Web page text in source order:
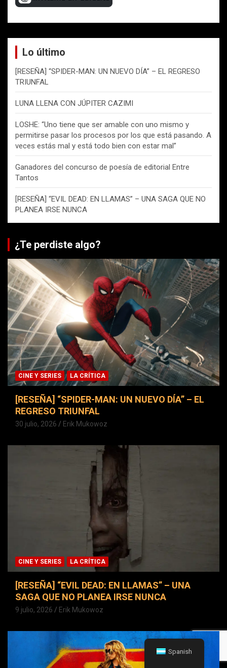
Lo último
[RESEÑA] “SPIDER-MAN: UN NUEVO DÍA” – EL REGRESO
TRIUNFAL
LUNA LLENA CON JÚPITER CAZIMI
LOSHE: “Uno tiene que ser amable con uno mismo y
permitirse pasar los procesos por los que está pasando. A
veces estás mal y está todo bien con estar mal”
Ganadores del concurso de poesía de editorial Entre
Tantos
[RESEÑA] “EVIL DEAD: EN LLAMAS” – UNA SAGA QUE NO
PLANEA IRSE NUNCA
¿Te perdiste algo?
CINE Y SERIES LA CRÍTICA
[RESEÑA] “SPIDER-MAN: UN NUEVO DÍA” – EL
REGRESO TRIUNFAL
30 julio, 2026 Erik Mukowoz
CINE Y SERIES LA CRÍTICA
[RESEÑA] “EVIL DEAD: EN LLAMAS” – UNA
SAGA QUE NO PLANEA IRSE NUNCA
9 julio, 2026 Erik Mukowoz
Spanish